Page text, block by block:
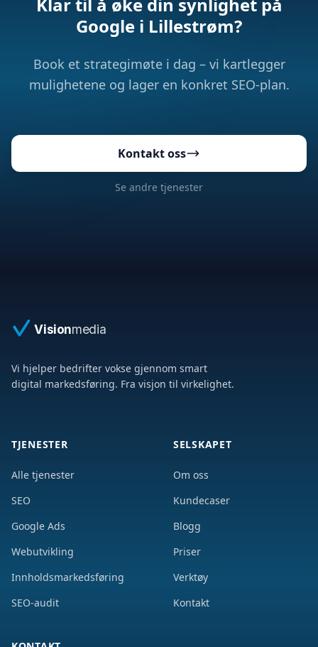
Google i Lillestrøm?
Book et strategimøte i dag – vi kartlegger
mulighetene og lager en konkret SEO-plan.
Kontakt oss
Se andre tjenester
Visionmedia
Vi hjelper bedrifter vokse gjennom smart
digital markedsføring. Fra visjon til virkelighet.
TJENESTER
Alle tjenester
SEO
Google Ads
Webutvikling
Innholdsmarkedsføring
SEO-audit
SELSKAPET
Om oss
Kundecaser
Blogg
Priser
Verktøy
Kontakt